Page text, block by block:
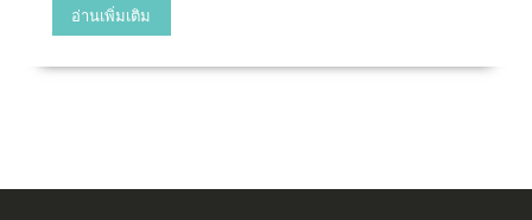
อ่านเพิ่มเติม